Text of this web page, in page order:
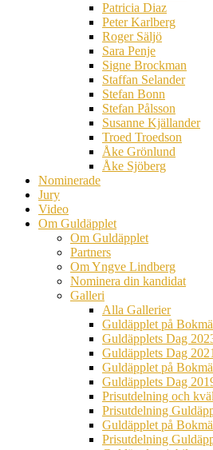
Patricia Diaz
Peter Karlberg
Roger Säljö
Sara Penje
Signe Brockman
Staffan Selander
Stefan Bonn
Stefan Pålsson
Susanne Kjällander
Troed Troedson
Åke Grönlund
Åke Sjöberg
Nominerade
Jury
Video
Om Guldäpplet
Om Guldäpplet
Partners
Om Yngve Lindberg
Nominera din kandidat
Galleri
Alla Gallerier
Guldäpplet på
Guldäpplets Dag
Guldäpplets Dag 2021
Guldäpplet på
Guldäpplets Dag
Prisutdelning och
Prisutdelning
Guldäpplet på
Prisutdelning